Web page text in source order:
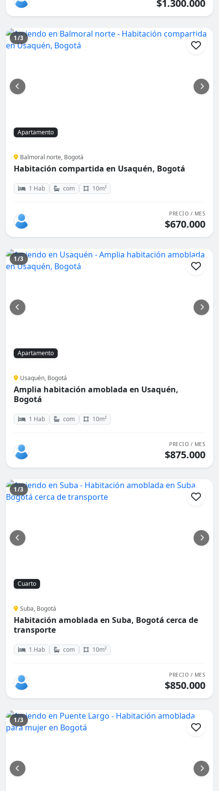
$1.300.000
1/3
Apartamento
Balmoral norte, Bogotá
Habitación compartida en Usaquén, Bogotá
1 Hab com 10m²
PRECIO / MES
$670.000
1/3
Apartamento
Usaquén, Bogotá
Amplia habitación amoblada en Usaquén,
Bogotá
1 Hab com 10m²
PRECIO / MES
$875.000
1/3
Cuarto
Suba, Bogotá
Habitación amoblada en Suba, Bogotá cerca de
transporte
1 Hab com 10m²
PRECIO / MES
$850.000
1/3